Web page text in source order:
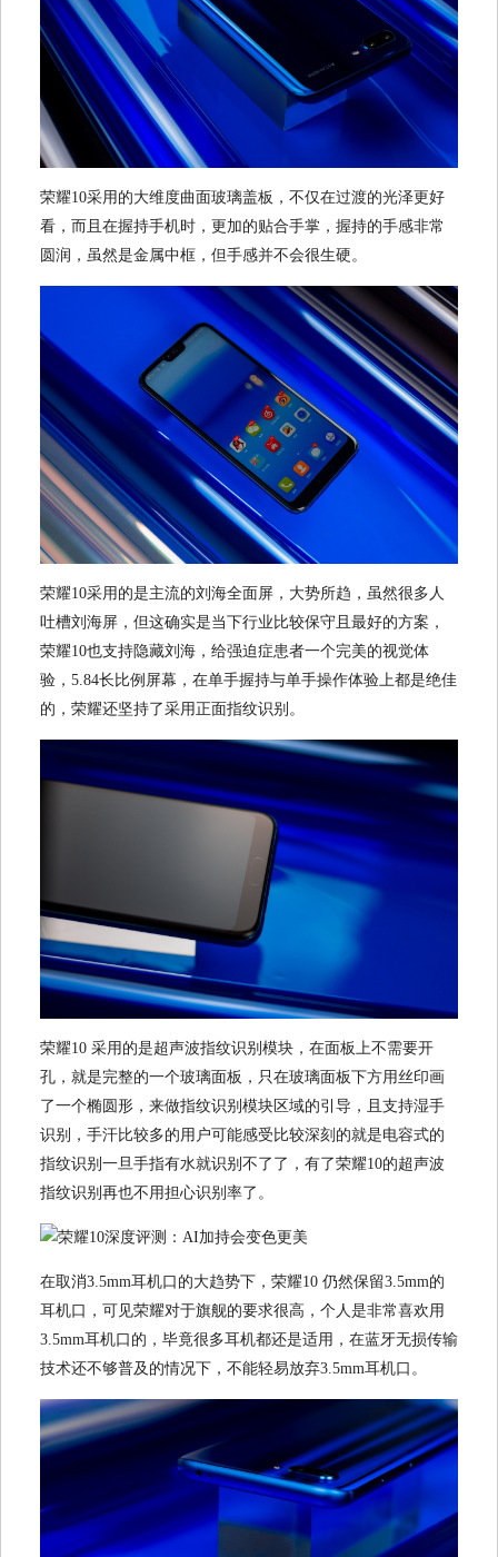
荣耀10采用的大维度曲面玻璃盖板，不仅在过渡的光泽更好
看，而且在握持手机时，更加的贴合手掌，握持的手感非常
圆润，虽然是金属中框，但手感并不会很生硬。
荣耀10采用的是主流的刘海全面屏，大势所趋，虽然很多人
吐槽刘海屏，但这确实是当下行业比较保守且最好的方案，
荣耀10也支持隐藏刘海，给强迫症患者一个完美的视觉体
验，5.84长比例屏幕，在单手握持与单手操作体验上都是绝佳
的，荣耀还坚持了采用正面指纹识别。
荣耀10 采用的是超声波指纹识别模块，在面板上不需要开
孔，就是完整的一个玻璃面板，只在玻璃面板下方用丝印画
了一个椭圆形，来做指纹识别模块区域的引导，且支持湿手
识别，手汗比较多的用户可能感受比较深刻的就是电容式的
指纹识别一旦手指有水就识别不了了，有了荣耀10的超声波
指纹识别再也不用担心识别率了。
在取消3.5mm耳机口的大趋势下，荣耀10 仍然保留3.5mm的
耳机口，可见荣耀对于旗舰的要求很高，个人是非常喜欢用
3.5mm耳机口的，毕竟很多耳机都还是适用，在蓝牙无损传输
技术还不够普及的情况下，不能轻易放弃3.5mm耳机口。